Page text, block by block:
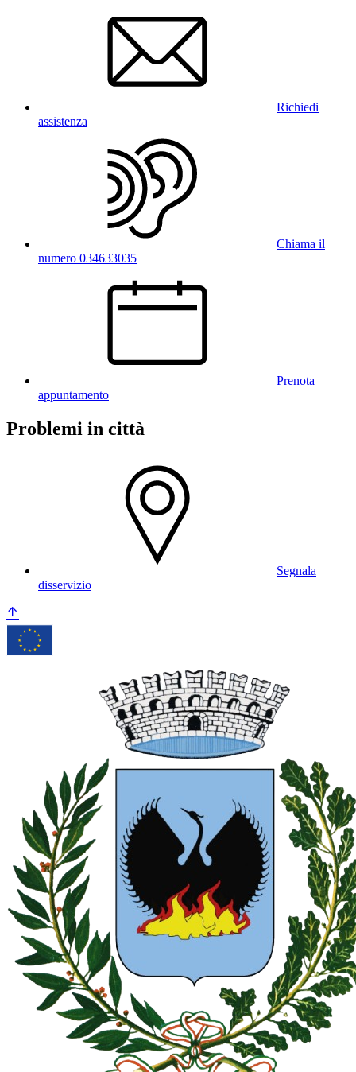
Richiedi
assistenza
Chiama il
numero 034633035
Prenota
appuntamento
Problemi in città
Segnala
disservizio